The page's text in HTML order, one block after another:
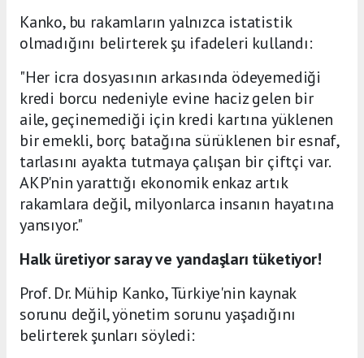
Kanko, bu rakamların yalnızca istatistik
olmadığını belirterek şu ifadeleri kullandı:
"Her icra dosyasının arkasında ödeyemediği
kredi borcu nedeniyle evine haciz gelen bir
aile, geçinemediği için kredi kartına yüklenen
bir emekli, borç batağına sürüklenen bir esnaf,
tarlasını ayakta tutmaya çalışan bir çiftçi var.
AKP'nin yarattığı ekonomik enkaz artık
rakamlara değil, milyonlarca insanın hayatına
yansıyor."
Halk üretiyor saray ve yandaşları tüketiyor!
Prof. Dr. Mühip Kanko, Türkiye'nin kaynak
sorunu değil, yönetim sorunu yaşadığını
belirterek şunları söyledi: